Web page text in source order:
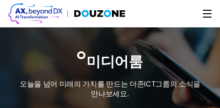
미디어룸
오늘을 넘어 미래의 가치를 만드는 더존ICT그룹의 소식을
만나보세요.